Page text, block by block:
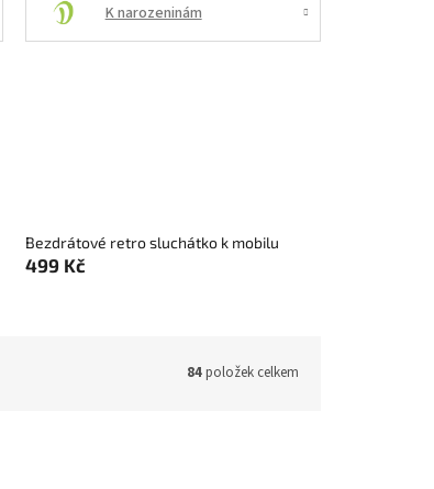
K narozeninám
Bezdrátové retro sluchátko k mobilu
499 Kč
84položek celkem